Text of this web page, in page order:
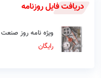
دریافت فایل روزنامه
ویژه نامه روز صنعت
رایگان